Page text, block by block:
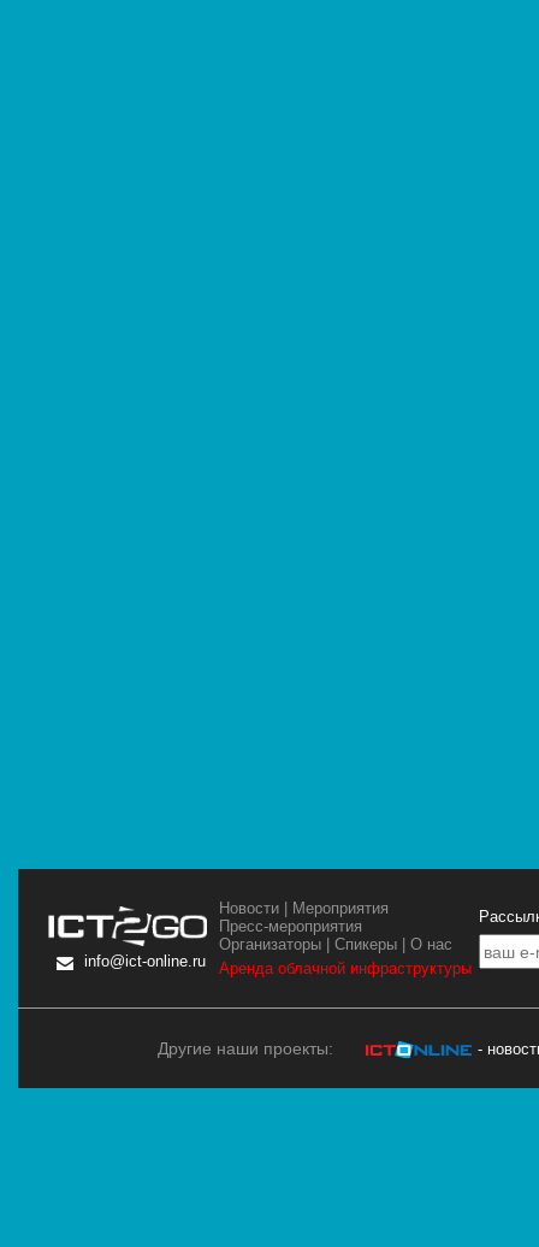
info@ict-online.ru
Новости
Мероприятия
Пресс-мероприятия
Организаторы |Спикеры |О нас
Аренда облачной инфраструктуры
Другие наши проекты: -